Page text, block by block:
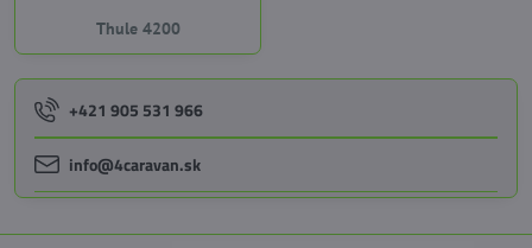
Thule 4200
+421 905 531 966
info@4caravan.sk